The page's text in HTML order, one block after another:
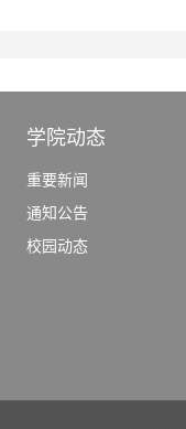
学院动态
重要新闻
通知公告
校园动态